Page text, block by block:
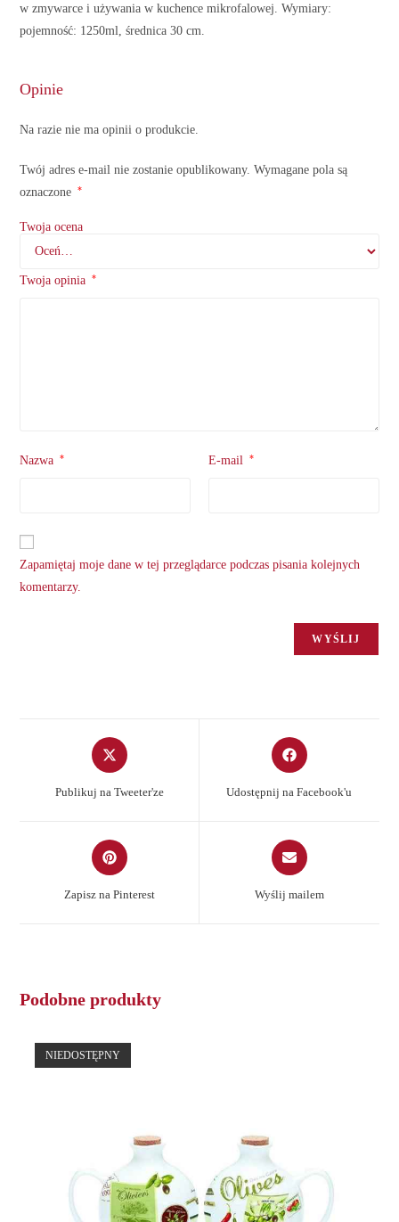
w zmywarce i używania w kuchence mikrofalowej. Wymiary:
pojemność: 1250ml, średnica 30 cm.
Opinie
Na razie nie ma opinii o produkcie.
Twój adres e-mail nie zostanie opublikowany. Wymagane pola są
oznaczone
*
Twoja ocena
Twoja opinia *
Nazwa * E-mail *
Zapamiętaj moje dane w tej przeglądarce podczas pisania kolejnych
komentarzy.
Opens
in
new
Publikuj na Tweeter'ze
Opens
in
new
Udostępnij na Facebook'u
Opens
in
Zapisz na Pinterest
Opens
in
new
Wyślij mailem
Podobne produkty
NIEDOSTĘPNY